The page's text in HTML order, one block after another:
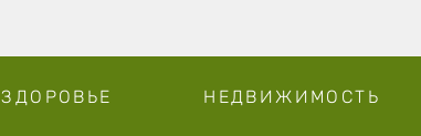
ЗДОРОВЬЕ НЕДВИЖИМОСТЬ